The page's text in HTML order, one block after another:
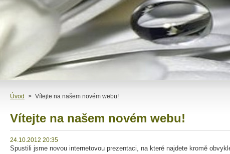
Úvod > Vítejte na našem novém webu!
Vítejte na našem novém webu!
24.10.2012 20:35
Spustili jsme novou internetovou prezentaci, na které najdete kromě